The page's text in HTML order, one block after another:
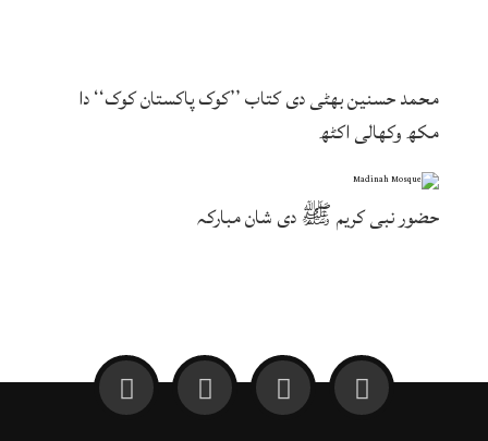
محمد حسنین بھٹی دی کتاب ’’کوک پاکستان کوک‘‘ دا
مکھ وکھالی اکٹھ
حضور نبی کریم ﷺ دی شان مبارکہ